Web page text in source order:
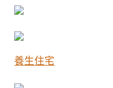
養生住宅